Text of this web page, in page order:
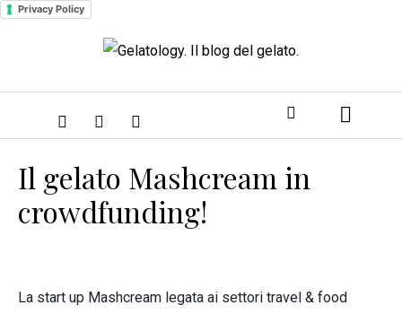
Privacy Policy
Il gelato Mashcream in
crowdfunding!
La start up Mashcream legata ai settori travel & food